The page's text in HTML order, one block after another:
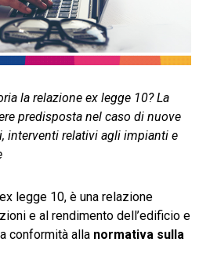
la relazione ex legge 10? La
predisposta nel caso di nuove
interventi relativi agli impianti e
legge 10, è una relazione
e al rendimento dell’edificio e
conformità alla normativa sulla